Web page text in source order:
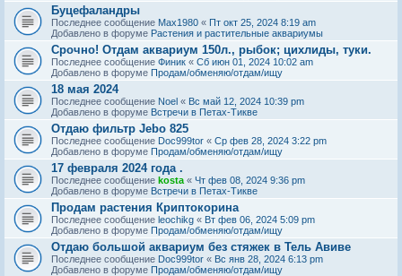
Буцефаландры
Последнее сообщение Max1980 « Пт окт 25, 2024 8:19 am
Добавлено в форуме Растения и растительные аквариумы
Срочно! Отдам аквариум 150л., рыбок; цихлиды, туки.
Последнее сообщение Финик « Сб июн 01, 2024 10:02 am
Добавлено в форуме Продам/обменяю/отдам/ищу
18 мая 2024
Последнее сообщение Noel « Вс май 12, 2024 10:39 pm
Добавлено в форуме Встречи в Петах-Тикве
Отдаю фильтр Jebo 825
Последнее сообщение Doc999tor « Ср фев 28, 2024 3:22 pm
Добавлено в форуме Продам/обменяю/отдам/ищу
17 февраля 2024 года .
Последнее сообщение kosta « Чт фев 08, 2024 9:36 pm
Добавлено в форуме Встречи в Петах-Тикве
Продам растения Криптокорина
Последнее сообщение leochikg « Вт фев 06, 2024 5:09 pm
Добавлено в форуме Продам/обменяю/отдам/ищу
Отдаю большой аквариум без стяжек в Тель Авиве
Последнее сообщение Doc999tor « Вс янв 28, 2024 6:13 pm
Добавлено в форуме Продам/обменяю/отдам/ищу